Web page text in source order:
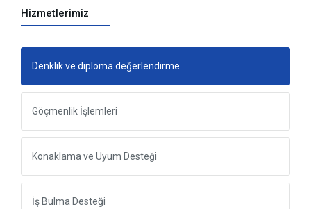
Hizmetlerimiz
Denklik ve diploma değerlendirme
Göçmenlik İşlemleri
Konaklama ve Uyum Desteği
İş Bulma Desteği